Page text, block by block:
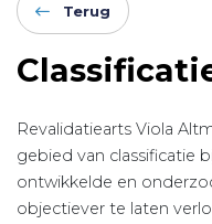
Terug
Revalidatiearts Viola
gebied van classificatie
ontwikkelde en
objectiever te laten